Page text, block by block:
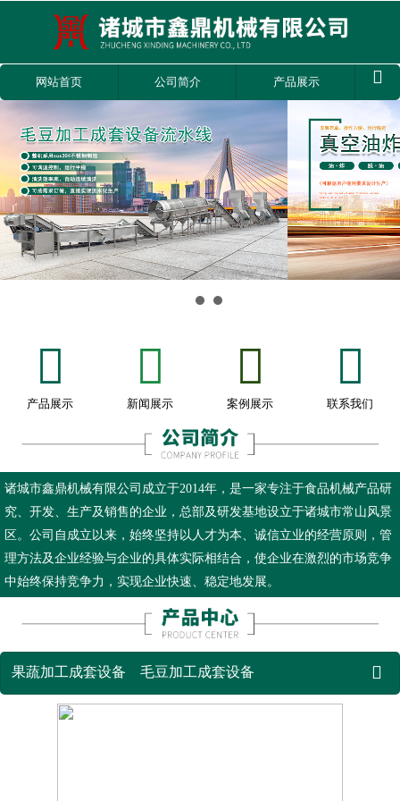
网站首页 公司简介 产品展示 

产品展示

新闻展示

案例展示

联系我们
诸城市鑫鼎机械有限公司成立于2014年，是一家专注于食品机械产品研
究、开发、生产及销售的企业，总部及研发基地设立于诸城市常山风景
区。公司自成立以来，始终坚持以人才为本、诚信立业的经营原则，管
理方法及企业经验与企业的具体实际相结合，使企业在激烈的市场竞争
中始终保持竞争力，实现企业快速、稳定地发展。
果蔬加工成套设备 毛豆加工成套设备
鲜食玉米加工成套设备
